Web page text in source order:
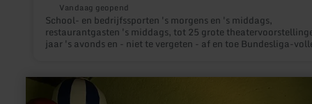
Vandaag geopend
School- en bedrijfssporten 's morgens en 's middags,
restaurantgasten 's middags, tot 25 grote
jaar 's avonds en - niet te vergeten - af en toe Bundesliga-
internationale sportevenementen en zijn restaurant.
informatie